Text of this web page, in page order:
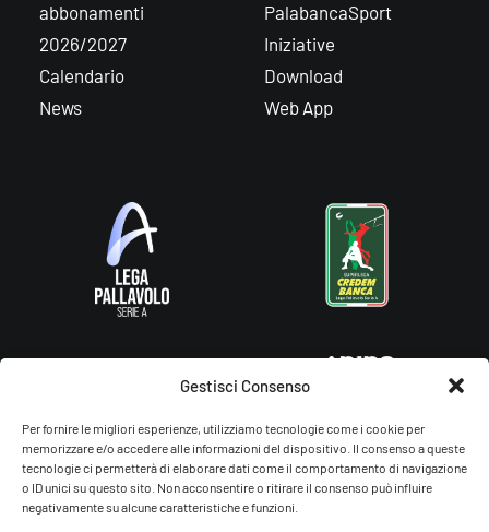
Gestisci Consenso
Per fornire le migliori esperienze, utilizziamo tecnologie come i cookie per
memorizzare e/o accedere alle informazioni del dispositivo. Il consenso a queste
tecnologie ci permetterà di elaborare dati come il comportamento di navigazione
o ID unici su questo sito. Non acconsentire o ritirare il consenso può influire
negativamente su alcune caratteristiche e funzioni.
abbonamenti
2026/2027
Calendario
News
PalabancaSport
Iniziative
Download
Web App